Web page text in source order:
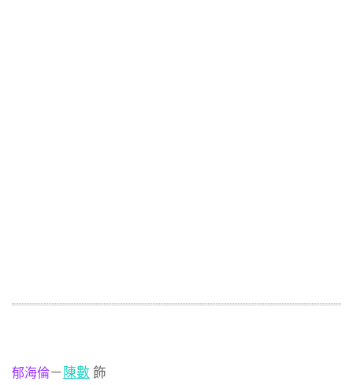
郁海倫－ 陳數 飾